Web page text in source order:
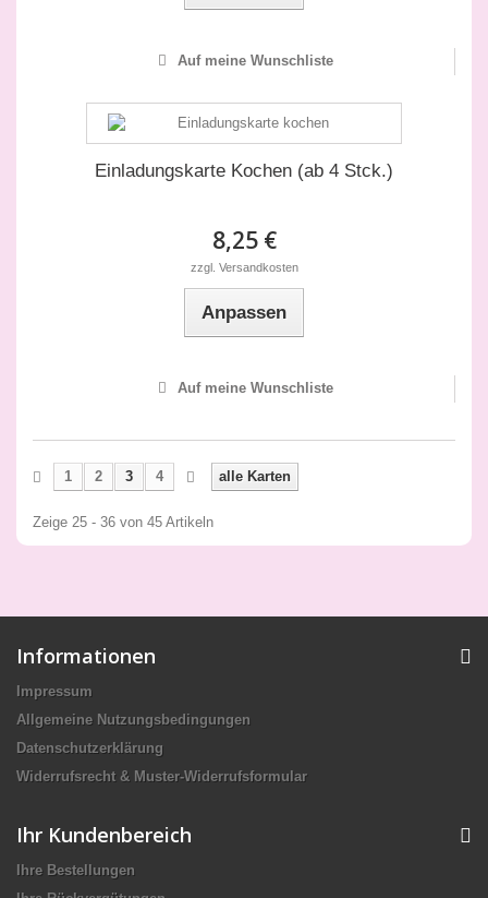
Auf meine Wunschliste
Einladungskarte Kochen (ab 4 Stck.)
8,25 €
zzgl. Versandkosten
Anpassen
Auf meine Wunschliste
alle Karten
1 2 3 4
Zeige 25 - 36 von 45 Artikeln
Informationen
Impressum
Allgemeine Nutzungsbedingungen
Datenschutzerklärung
Widerrufsrecht & Muster-Widerrufsformular
Ihr Kundenbereich
Ihre Bestellungen